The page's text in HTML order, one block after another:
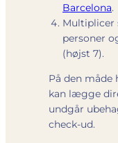
Barcelona.
Multiplicer
personer
(højst 7).
På den måde
kan lægge
undgår
check-ud.